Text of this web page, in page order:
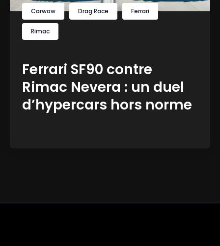
Carwow Drag Race Ferrari
Rimac
Ferrari SF90 contre
Rimac Nevera : un duel
d’hypercars hors norme